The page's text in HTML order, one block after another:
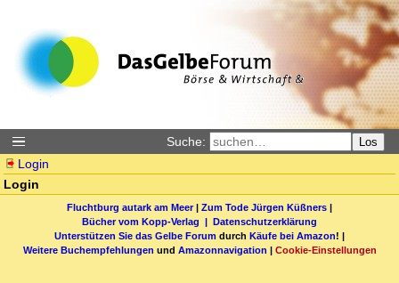
Suche: Los
Login
Login
Fluchtburg autark am Meer| Zum Tode Jürgen Küßners |
Bücher vom Kopp-Verlag | Datenschutzerklärung
Unterstützen Sie das Gelbe Forum durch Käufe bei Amazon! |
Weitere Buchempfehlungen und Amazonnavigation | Cookie-Einstellungen